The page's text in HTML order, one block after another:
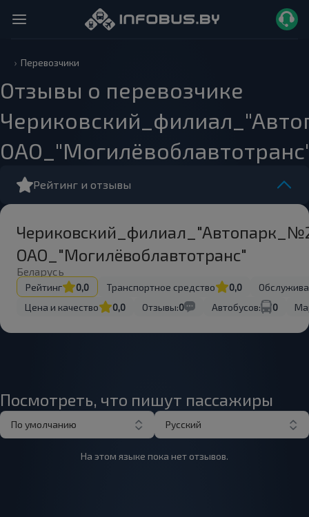
Перевозчики
Отзывы о перевозчике
Рейтинг и отзывы
ОАО_"Могилёвоблавтотранс"
Беларусь
Рейтинг 0,0 Транспортное средство 0,0
Цена и качество
0,0 Отзывы:0 Автобусов: 0
Посмотреть, что пишут пассажиры
По умолчанию Русский
На этом языке пока нет отзывов.